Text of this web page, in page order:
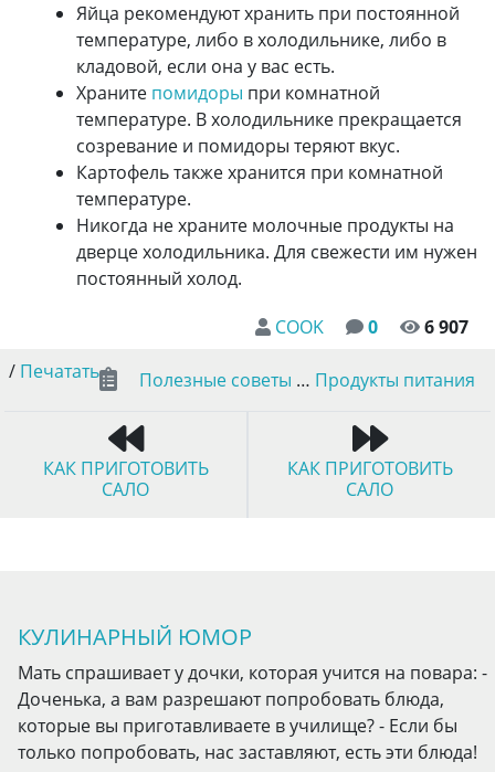
Яйца рекомендуют хранить при постоянной
температуре, либо в холодильнике, либо в
кладовой, если она у вас есть.
Храните помидоры при комнатной
температуре. В холодильнике прекращается
созревание и помидоры теряют вкус.
Картофель также хранится при комнатной
температуре.
Никогда не храните молочные продукты на
дверце холодильника. Для свежести им нужен
постоянный холод.
COOK
0
6 907
/ Печатать Полезные советы … Продукты питания
КАК ПРИГОТОВИТЬ
САЛО
КАК ПРИГОТОВИТЬ
САЛО
КУЛИНАРНЫЙ ЮМОР
Мать спрашивает у дочки, которая учится на повара: -
Доченька, а вам разрешают попробовать блюда,
которые вы приготавливаете в училище? - Если бы
только попробовать, нас заставляют, есть эти блюда!